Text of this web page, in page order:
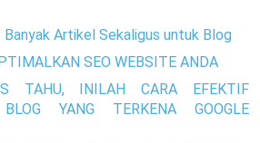
Artikel Sekaligus untuk Blog
SEO WEBSITE ANDA
TAHU, INILAH CARA EFEKTIF
BLOG YANG TERKENA GOOGLE